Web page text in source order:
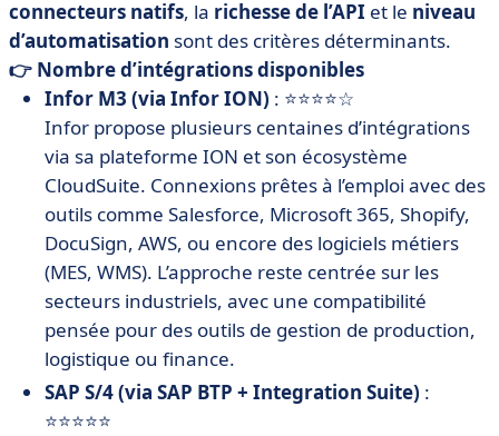
connecteurs natifs, la richesse de l’API et le niveau
d’automatisation sont des critères déterminants.
👉 Nombre d’intégrations disponibles
Infor M3 (via Infor ION) : ⭐⭐⭐⭐☆
Infor propose plusieurs centaines d’intégrations
via sa plateforme ION et son écosystème
CloudSuite. Connexions prêtes à l’emploi avec des
outils comme Salesforce, Microsoft 365, Shopify,
DocuSign, AWS, ou encore des logiciels métiers
(MES, WMS). L’approche reste centrée sur les
secteurs industriels, avec une compatibilité
pensée pour des outils de gestion de production,
logistique ou finance.
SAP S/4 (via SAP BTP + Integration Suite) :
⭐⭐⭐⭐⭐